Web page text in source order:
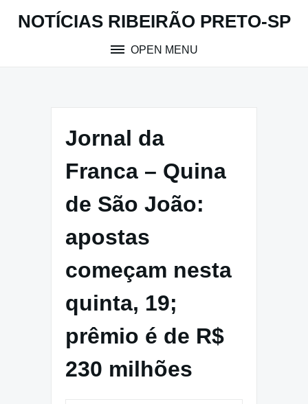
NOTÍCIAS RIBEIRÃO PRETO-SP
OPEN MENU
Jornal da
Franca – Quina
de São João:
apostas
começam nesta
quinta, 19;
prêmio é de R$
230 milhões